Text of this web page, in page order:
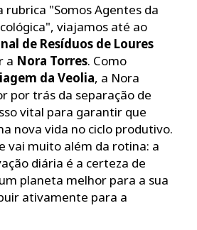
rubrica "Somos Agentes da
viajamos até ao
de Resíduos de Loures
a Nora Torres. Como
da Veolia, a Nora
por trás da separação de
vital para garantir que
nova vida no ciclo produtivo.
vai muito além da rotina: a
diária é a certeza de
planeta melhor para a sua
ativamente para a